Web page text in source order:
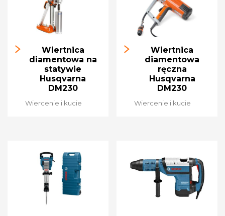
Wiertnica
diamentowa na
statywie
Husqvarna
DM230
Wiercenie i kucie
Wiertnica
diamentowa
ręczna
Husqvarna
DM230
Wiercenie i kucie